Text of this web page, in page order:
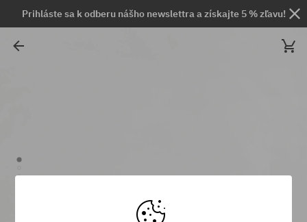
Prihláste sa k odberu nášho newslettra a získajte 5 % zľavu!